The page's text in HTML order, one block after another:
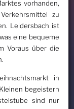
vorhanden,
zu
Leidersbach ist
eine bequeme
Voraus über die
in
begeistern
sind nur